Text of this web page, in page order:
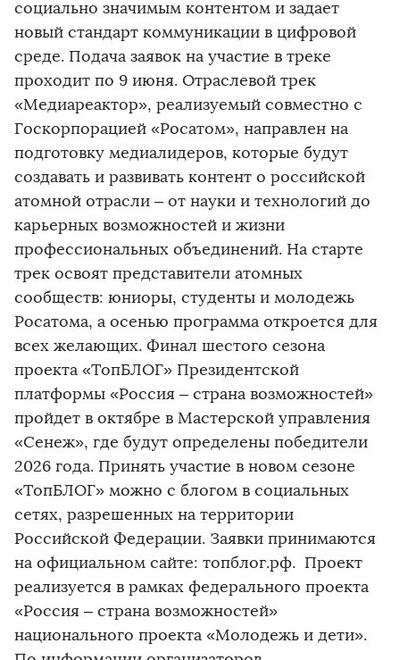
социально значимым контентом и задает
новый стандарт коммуникации в цифровой
среде. Подача заявок на участие в треке
проходит по 9 июня. Отраслевой трек
«Медиареактор», реализуемый совместно с
Госкорпорацией «Росатом», направлен на
подготовку медиалидеров, которые будут
создавать и развивать контент о российской
атомной отрасли – от науки и технологий до
карьерных возможностей и жизни
профессиональных объединений. На старте
трек освоят представители атомных
сообществ: юниоры, студенты и молодежь
Росатома, а осенью программа откроется для
всех желающих. Финал шестого сезона
проекта «ТопБЛОГ» Президентской
платформы «Россия – страна возможностей»
пройдет в октябре в Мастерской управления
«Сенеж», где будут определены победители
2026 года. Принять участие в новом сезоне
«ТопБЛОГ» можно с блогом в социальных
сетях, разрешенных на территории
Российской Федерации. Заявки принимаются
на официальном сайте: топблог.рф. Проект
реализуется в рамках федерального проекта
«Россия – страна возможностей»
национального проекта «Молодежь и дети».